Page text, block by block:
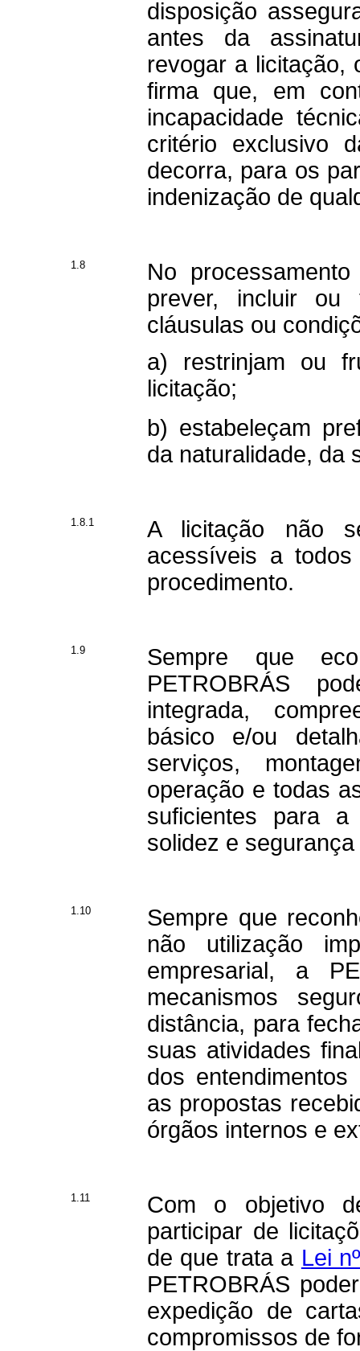
disposição
antes da
revogar a licitação,
firma que, em
incapacidade
critério exclusivo
decorra, para os
indenização de
1.8
No
prever, incluir ou
cláusulas ou
a) restrinjam ou
licitação;
b) estabeleçam
da naturalidade, da
1.8.1
A licitação não
acessíveis a
procedimento.
1.9
Sempre que
PETROBRÁS
integrada,
básico e/ou
serviços,
operação e todas
suficientes para
solidez e
1.10
Sempre que
não utilização
empresarial, a
mecanismos
distância, para
suas atividades
dos
as propostas
órgãos internos e
1.11
Com o objetivo
participar de
de que trata a Lei
PETROBRÁS
expedição de
compromissos de